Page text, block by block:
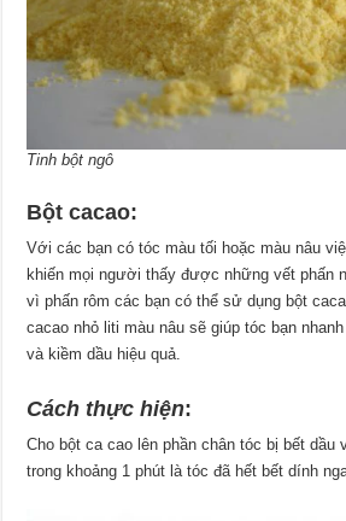
Tinh bột ngô
Bột cacao:
Với các bạn có tóc màu tối hoặc màu nâu
khiến mọi người thấy được những vết phấn
vì phấn rôm các bạn có thể sử dụng bột
cacao nhỏ liti màu nâu sẽ giúp tóc bạn
và kiềm dầu hiệu quả.
Cách thực hiện:
Cho bột ca cao lên phần chân tóc bị bết dầu
trong khoảng 1 phút là tóc đã hết bết dính